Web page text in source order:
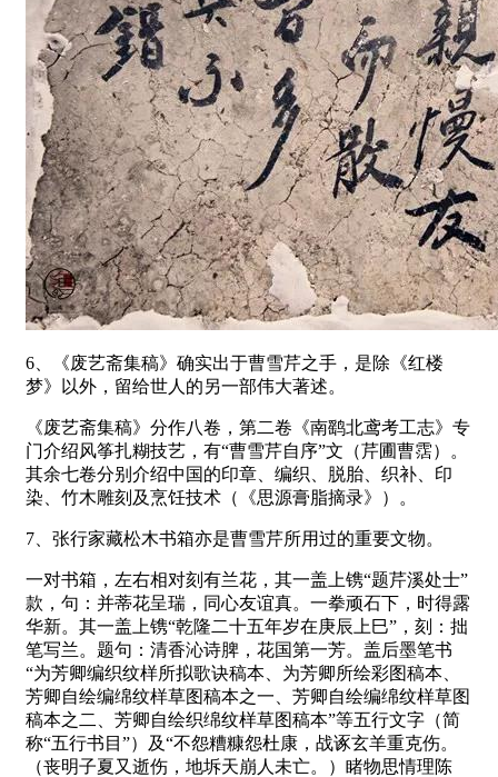
6、《废艺斋集稿》确实出于曹雪芹之手，是除《红楼
梦》以外，留给世人的另一部伟大著述。
《废艺斋集稿》分作八卷，第二卷《南鹞北鸢考工志》专
门介绍风筝扎糊技艺，有“曹雪芹自序”文（芹圃曹霑）。
其余七卷分别介绍中国的印章、编织、脱胎、织补、印
染、竹木雕刻及烹饪技术（《思源膏脂摘录》）。
7、张行家藏松木书箱亦是曹雪芹所用过的重要文物。
一对书箱，左右相对刻有兰花，其一盖上镌“题芹溪处士”
款，句：并蒂花呈瑞，同心友谊真。一拳顽石下，时得露
华新。其一盖上镌“乾隆二十五年岁在庚辰上巳”，刻：拙
笔写兰。题句：清香沁诗脾，花国第一芳。盖后墨笔书
“为芳卿编织纹样所拟歌诀稿本、为芳卿所绘彩图稿本、
芳卿自绘编绵纹样草图稿本之一、芳卿自绘编绵纹样草图
稿本之二、芳卿自绘织绵纹样草图稿本”等五行文字（简
称“五行书目”）及“不怨糟糠怨杜康，战诼玄羊重克伤。
（丧明子夏又逝伤，地坼天崩人未亡。）睹物思情理陈